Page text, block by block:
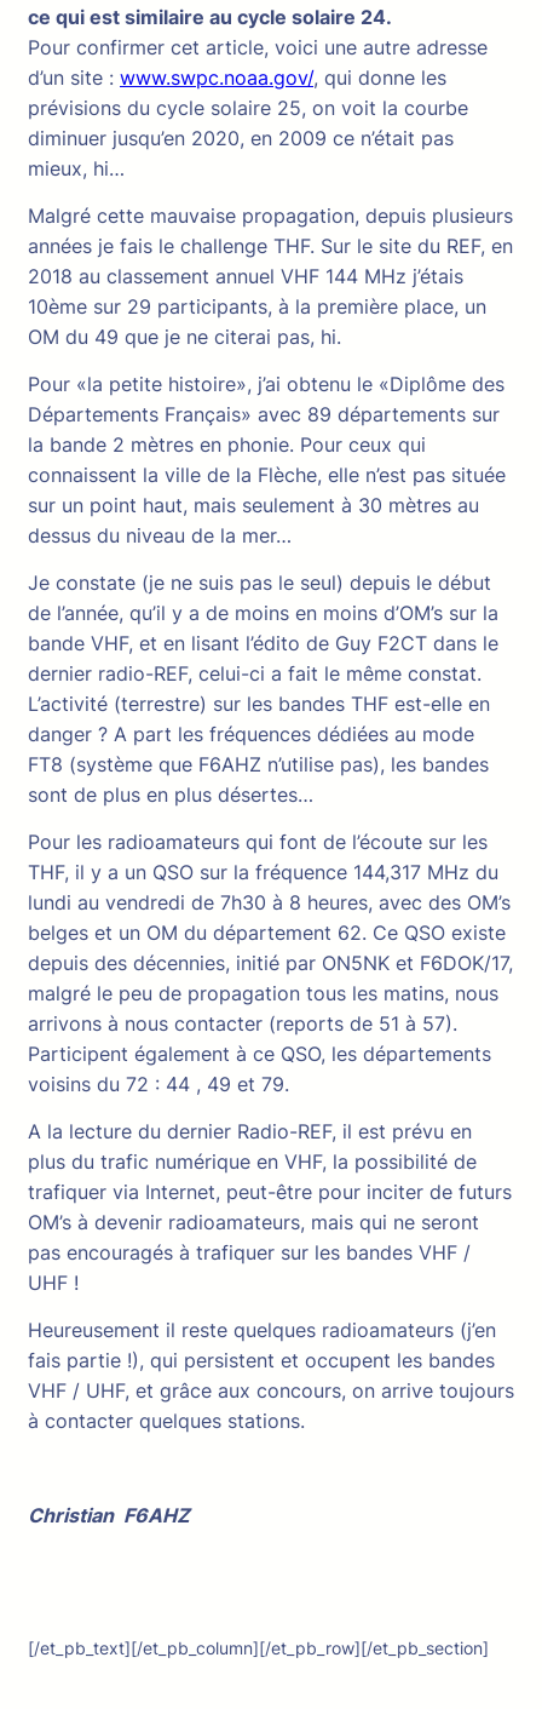
ce qui est similaire au cycle solaire 24.
Pour confirmer cet article, voici une autre adresse
d’un site : www.swpc.noaa.gov/, qui donne les
prévisions du cycle solaire 25, on voit la courbe
diminuer jusqu’en 2020, en 2009 ce n’était pas
mieux, hi…
Malgré cette mauvaise propagation, depuis plusieurs
années je fais le challenge THF. Sur le site du REF, en
2018 au classement annuel VHF 144 MHz j’étais
10ème sur 29 participants, à la première place, un
OM du 49 que je ne citerai pas, hi.
Pour «la petite histoire», j’ai obtenu le «Diplôme des
Départements Français» avec 89 départements sur
la bande 2 mètres en phonie. Pour ceux qui
connaissent la ville de la Flèche, elle n’est pas située
sur un point haut, mais seulement à 30 mètres au
dessus du niveau de la mer…
Je constate (je ne suis pas le seul) depuis le début
de l’année, qu’il y a de moins en moins d’OM’s sur la
bande VHF, et en lisant l’édito de Guy F2CT dans le
dernier radio-REF, celui-ci a fait le même constat.
L’activité (terrestre) sur les bandes THF est-elle en
danger ? A part les fréquences dédiées au mode
FT8 (système que F6AHZ n’utilise pas), les bandes
sont de plus en plus désertes…
Pour les radioamateurs qui font de l’écoute sur les
THF, il y a un QSO sur la fréquence 144,317 MHz du
lundi au vendredi de 7h30 à 8 heures, avec des OM’s
belges et un OM du département 62. Ce QSO existe
depuis des décennies, initié par ON5NK et F6DOK/17,
malgré le peu de propagation tous les matins, nous
arrivons à nous contacter (reports de 51 à 57).
Participent également à ce QSO, les départements
voisins du 72 : 44 , 49 et 79.
A la lecture du dernier Radio-REF, il est prévu en
plus du trafic numérique en VHF, la possibilité de
trafiquer via Internet, peut-être pour inciter de futurs
OM’s à devenir radioamateurs, mais qui ne seront
pas encouragés à trafiquer sur les bandes VHF /
UHF !
Heureusement il reste quelques radioamateurs (j’en
fais partie !), qui persistent et occupent les bandes
VHF / UHF, et grâce aux concours, on arrive toujours
à contacter quelques stations.
Christian F6AHZ
[/et_pb_text][/et_pb_column][/et_pb_row][/et_pb_section]